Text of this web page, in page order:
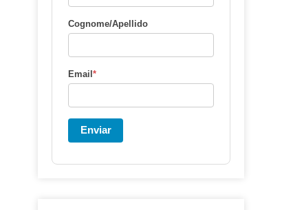
Cognome/Apellido
Email *
Enviar